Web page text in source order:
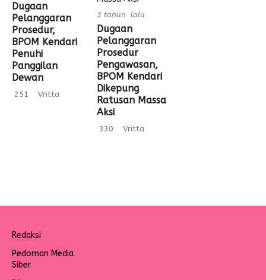
Dugaan
Pelanggaran
Prosedur,
BPOM Kendari
Penuhi
Panggilan
Dewan
251 Vritta
3 tahun lalu
Dugaan
Pelanggaran
Prosedur
Pengawasan,
BPOM Kendari
Dikepung
Ratusan Massa
Aksi
330 Vritta
Redaksi
Pedoman Media
Siber